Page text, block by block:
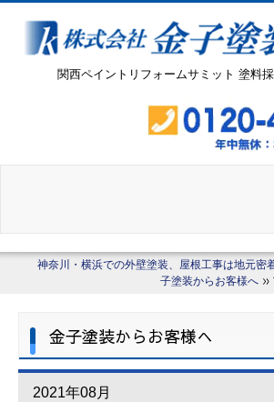
関西ペイントリフォームサミット 塗料
神奈川・横浜での外壁塗装、屋根工事は地元密
子塗装からお客様へ
金子塗装からお客様へ
2021年08月